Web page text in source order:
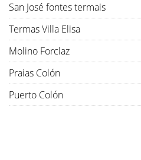
San José fontes termais
Termas Villa Elisa
Molino Forclaz
Praias Colón
Puerto Colón